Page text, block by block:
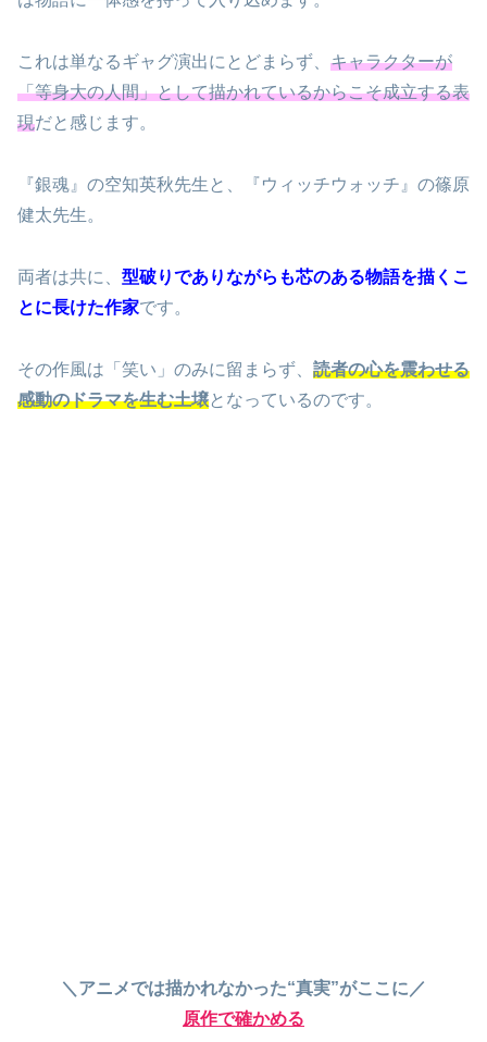
これは単なるギャグ演出にとどまらず、 キャラクターが
「等身大の人間」として描かれているからこそ成立する表
現だと感じます。
『銀魂』の空知英秋先生と、『ウィッチウォッチ』の篠原
健太先生。
両者は共に、 型破りでありながらも芯のある物語を描くこ
とに長けた作家です。
その作風は「笑い」のみに留まらず、 読者の心を震わせる
感動のドラマを生む土壌となっているのです。
＼アニメでは描かれなかった“真実”がここに／
原作で確かめる